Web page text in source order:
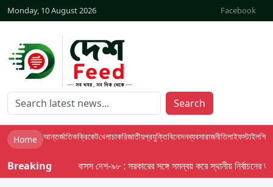
Monday, 10 August 2026 Facebook
Search
Home আন্তর্জাতিকক্রিকেটখেলাচাকরিজাতীয়প্রযুক্তিবিনোদনব্যবসারাজনীতিলাইফস্টাইলশিক্ষা
Breaking বাসস দেশ-৯৮ : সরকারের সঙ্গে সমন্বয় করে স্থানীয় নির্বাচনের